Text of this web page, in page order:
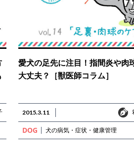
愛犬の足先に注目！指間炎や肉
大丈夫？［獣医師コラム］
2015.3.11
DOG 犬の病気・症状・健康管理